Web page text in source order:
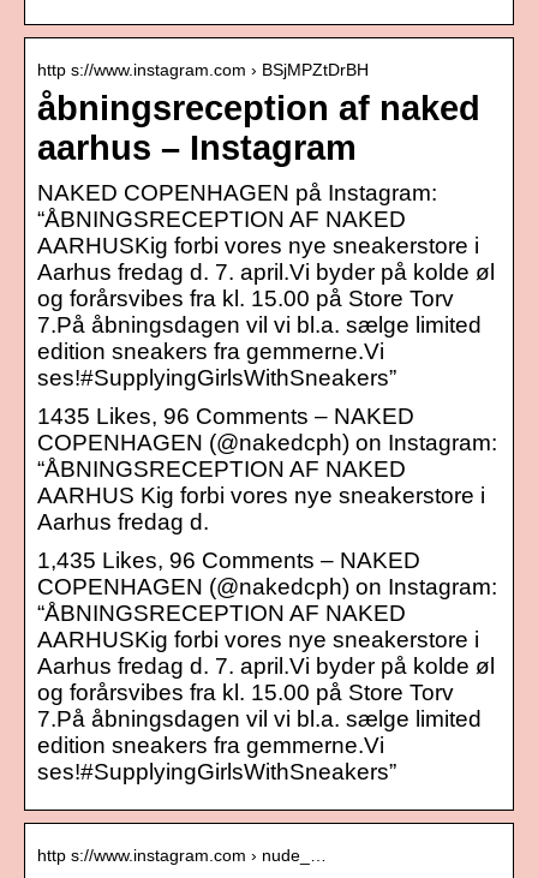
http s://www.instagram.com › BSjMPZtDrBH
åbningsreception af naked
aarhus – Instagram
NAKED COPENHAGEN på Instagram:
“ÅBNINGSRECEPTION AF NAKED
AARHUSKig forbi vores nye sneakerstore i
Aarhus fredag d. 7. april.Vi byder på kolde øl
og forårsvibes fra kl. 15.00 på Store Torv
7.På åbningsdagen vil vi bl.a. sælge limited
edition sneakers fra gemmerne.Vi
ses!#SupplyingGirlsWithSneakers”
1435 Likes, 96 Comments – NAKED
COPENHAGEN (@nakedcph) on Instagram:
“ÅBNINGSRECEPTION AF NAKED
AARHUS Kig forbi vores nye sneakerstore i
Aarhus fredag d.
1,435 Likes, 96 Comments – NAKED
COPENHAGEN (@nakedcph) on Instagram:
“ÅBNINGSRECEPTION AF NAKED
AARHUSKig forbi vores nye sneakerstore i
Aarhus fredag d. 7. april.Vi byder på kolde øl
og forårsvibes fra kl. 15.00 på Store Torv
7.På åbningsdagen vil vi bl.a. sælge limited
edition sneakers fra gemmerne.Vi
ses!#SupplyingGirlsWithSneakers”
http s://www.instagram.com › nude_…